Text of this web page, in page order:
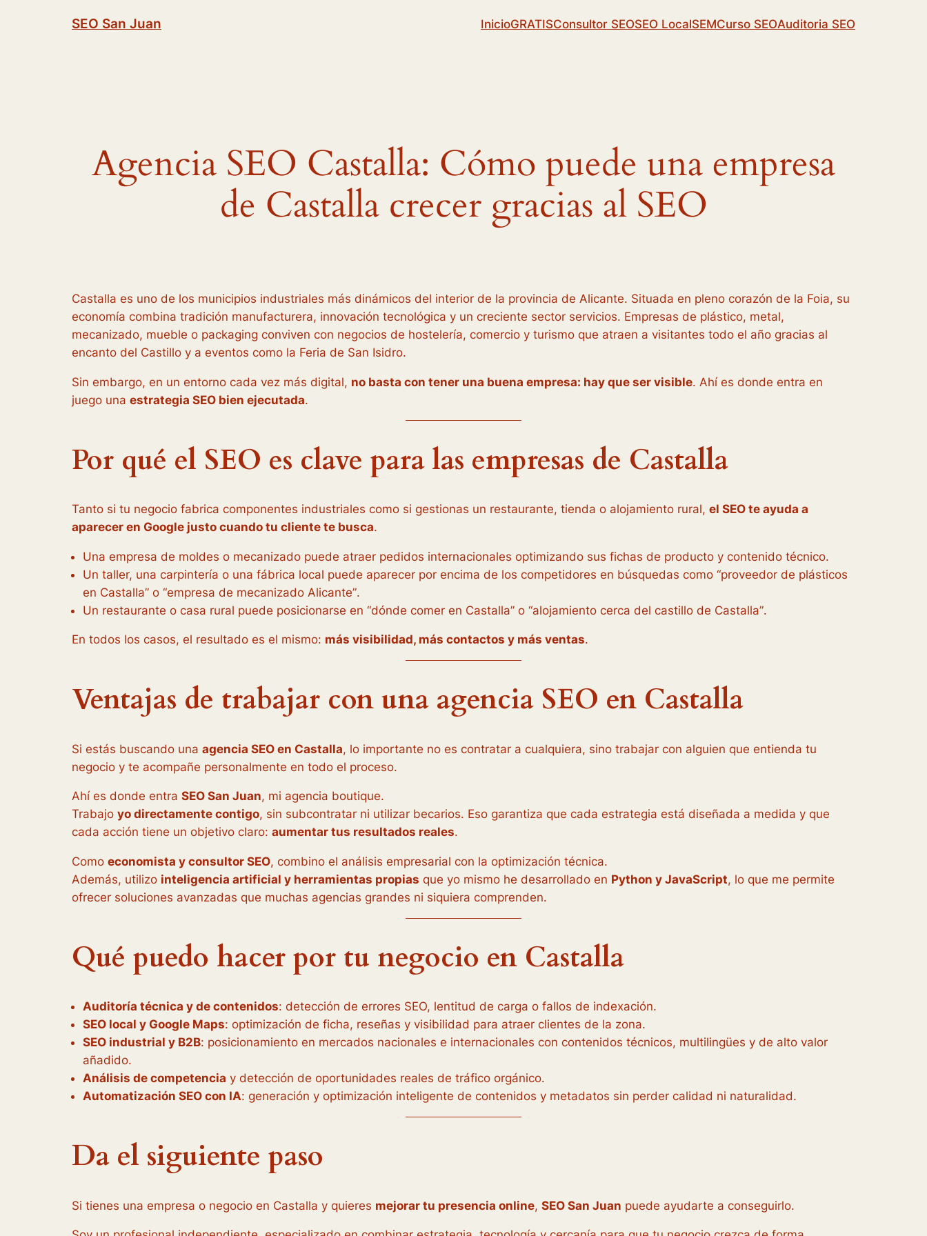
SEO San Juan InicioGRATISConsultor SEOSEO LocalSEMCurso SEOAuditoria SEO
Agencia SEO Castalla: Cómo puede una empresa
de Castalla crecer gracias al SEO
Castalla es uno de los municipios industriales más dinámicos del interior de la provincia de Alicante. Situada en pleno corazón de la Foia, su
economía combina tradición manufacturera, innovación tecnológica y un creciente sector servicios. Empresas de plástico, metal,
mecanizado, mueble o packaging conviven con negocios de hostelería, comercio y turismo que atraen a visitantes todo el año gracias al
encanto del Castillo y a eventos como la Feria de San Isidro.
Sin embargo, en un entorno cada vez más digital, no basta con tener una buena empresa: hay que ser visible. Ahí es donde entra en
juego una estrategia SEO bien ejecutada.
Por qué el SEO es clave para las empresas de Castalla
Tanto si tu negocio fabrica componentes industriales como si gestionas un restaurante, tienda o alojamiento rural, el SEO te ayuda a
aparecer en Google justo cuando tu cliente te busca.
Una empresa de moldes o mecanizado puede atraer pedidos internacionales optimizando sus fichas de producto y contenido técnico.
Un taller, una carpintería o una fábrica local puede aparecer por encima de los competidores en búsquedas como “proveedor de plásticos
en Castalla” o “empresa de mecanizado Alicante”.
Un restaurante o casa rural puede posicionarse en “dónde comer en Castalla” o “alojamiento cerca del castillo de Castalla”.
En todos los casos, el resultado es el mismo: más visibilidad, más contactos y más ventas.
Ventajas de trabajar con una agencia SEO en Castalla
Si estás buscando una agencia SEO en Castalla, lo importante no es contratar a cualquiera, sino trabajar con alguien que entienda tu
negocio y te acompañe personalmente en todo el proceso.
Ahí es donde entra SEO San Juan, mi agencia boutique.
Trabajo yo directamente contigo, sin subcontratar ni utilizar becarios. Eso garantiza que cada estrategia está diseñada a medida y que
cada acción tiene un objetivo claro: aumentar tus resultados reales.
Como economista y consultor SEO, combino el análisis empresarial con la optimización técnica.
Además, utilizo inteligencia artificial y herramientas propias que yo mismo he desarrollado en Python y JavaScript, lo que me permite
ofrecer soluciones avanzadas que muchas agencias grandes ni siquiera comprenden.
Qué puedo hacer por tu negocio en Castalla
Auditoría técnica y de contenidos: detección de errores SEO, lentitud de carga o fallos de indexación.
SEO local y Google Maps: optimización de ficha, reseñas y visibilidad para atraer clientes de la zona.
SEO industrial y B2B: posicionamiento en mercados nacionales e internacionales con contenidos técnicos, multilingües y de alto valor
añadido.
Análisis de competencia y detección de oportunidades reales de tráfico orgánico.
Automatización SEO con IA: generación y optimización inteligente de contenidos y metadatos sin perder calidad ni naturalidad.
Da el siguiente paso
Si tienes una empresa o negocio en Castalla y quieres mejorar tu presencia online, SEO San Juan puede ayudarte a conseguirlo.